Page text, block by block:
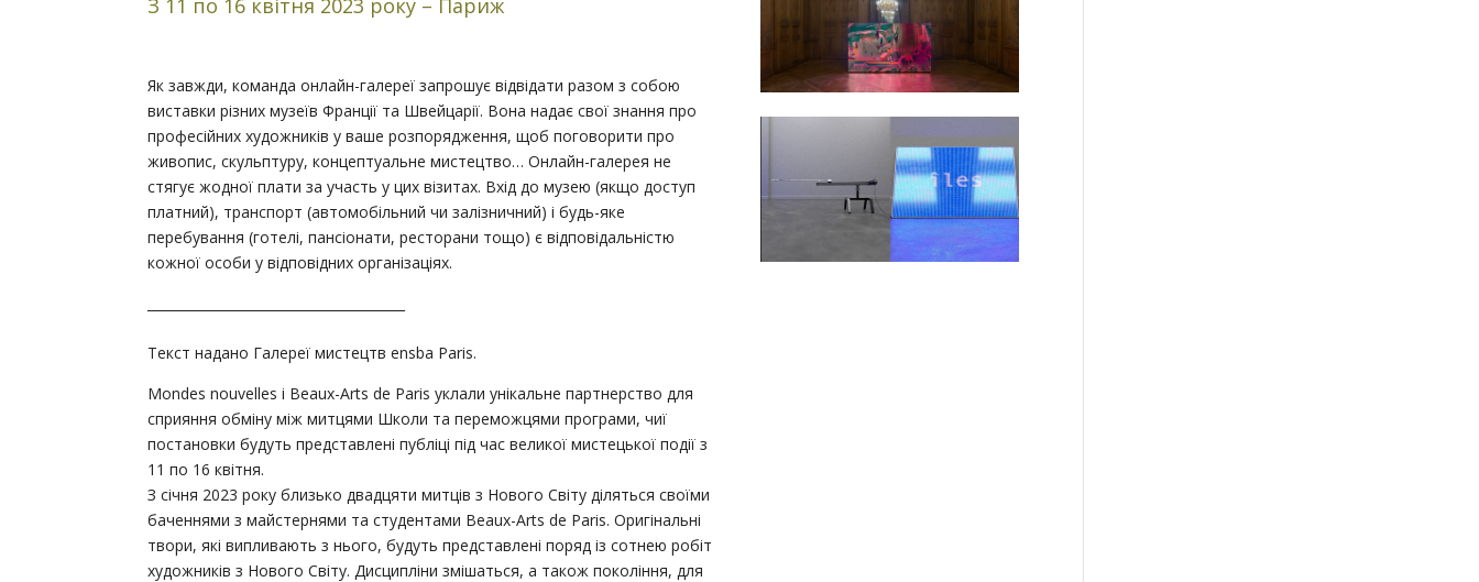
З 11 по 16 квітня 2023 року – Париж
Як завжди, команда онлайн-галереї запрошує відвідати разом з собою
виставки різних музеїв Франції та Швейцарії. Вона надає свої знання про
професійних художників у ваше розпорядження, щоб поговорити про
живопис, скульптуру, концептуальне мистецтво… Онлайн-галерея не
стягує жодної плати за участь у цих візитах. Вхід до музею (якщо доступ
платний), транспорт (автомобільний чи залізничний) і будь-яке
перебування (готелі, пансіонати, ресторани тощо) є відповідальністю
кожної особи у відповідних організаціях.
Текст надано Галереї мистецтв ensba Paris.
Mondes nouvelles і Beaux-Arts de Paris уклали унікальне партнерство для
сприяння обміну між митцями Школи та переможцями програми, чиї
постановки будуть представлені публіці під час великої мистецької події з
11 по 16 квітня.
З січня 2023 року близько двадцяти митців з Нового Світу діляться своїми
баченнями з майстернями та студентами Beaux-Arts de Paris. Оригінальні
твори, які випливають з нього, будуть представлені поряд із сотнею робіт
художників з Нового Світу. Дисципліни змішаться, а також покоління, для